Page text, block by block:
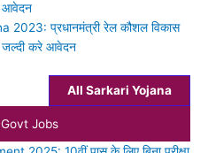
आवेदन
2023: प्रधानमंत्री रेल कौशल विकास
करे आवेदन
All Sarkari Yojana
Jobs